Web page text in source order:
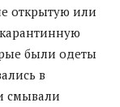
открытую или
были одеты
в
смывали